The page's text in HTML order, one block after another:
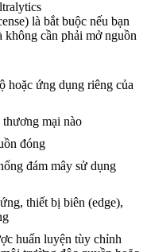
là bắt buộc nếu bạn
cần phải mở nguồn
hoặc ứng dụng riêng của
mại nào
đóng
đám mây sử dụng
thiết bị biên (edge),
huấn luyện tùy chỉnh